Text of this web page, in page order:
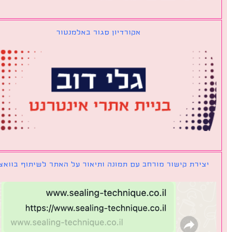
אקורדיון סגור באלמנטור
קישור מורחב עם תמונה ותיאור על האתר לשיתוף בוואצאפ